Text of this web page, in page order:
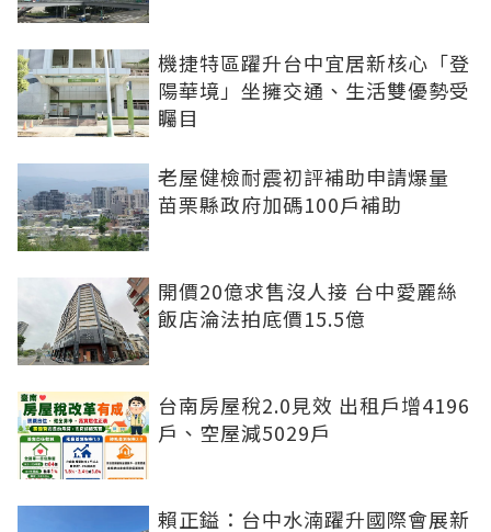
機捷特區躍升台中宜居新核心「登
陽華境」坐擁交通、生活雙優勢受
矚目
老屋健檢耐震初評補助申請爆量
苗栗縣政府加碼100戶補助
開價20億求售沒人接 台中愛麗絲
飯店淪法拍底價15.5億
台南房屋稅2.0見效 出租戶增4196
戶、空屋減5029戶
賴正鎰：台中水湳躍升國際會展新